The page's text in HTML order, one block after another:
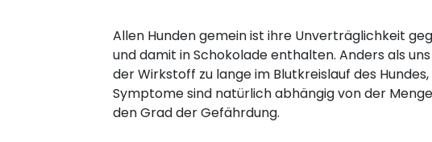
Allen Hunden gemein ist ihre Unverträglichkeit
und damit in Schokolade enthalten. Anders als
der Wirkstoff zu lange im Blutkreislauf des
Symptome sind natürlich abhängig von der
den Grad der Gefährdung.